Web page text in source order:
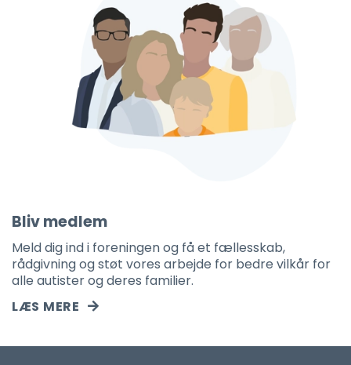
Bliv medlem
Meld dig ind i foreningen og få et fællesskab,
rådgivning og støt vores arbejde for bedre vilkår for
alle autister og deres familier.
LÆS MERE